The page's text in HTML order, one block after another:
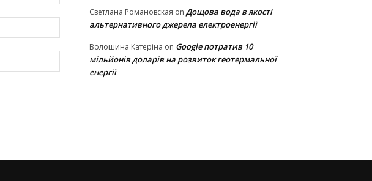
Website:
Светлана Романовская on Дощова вода в якості
альтернативного джерела електроенергії
Волошина Катеріна on Google потратив 10
мільйонів доларів на розвиток геотермальної
енергії